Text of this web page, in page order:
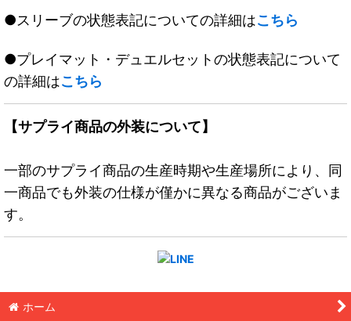
●スリーブの状態表記についての詳細はこちら
●プレイマット・デュエルセットの状態表記について
の詳細はこちら
【サプライ商品の外装について】
一部のサプライ商品の生産時期や生産場所により、同
一商品でも外装の仕様が僅かに異なる商品がございま
す。
ホーム